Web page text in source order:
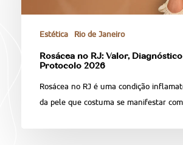
Estética Rio de Janeiro
Rosácea no RJ: Valor,
Protocolo 2026
Rosácea no RJ é uma condição
da pele que costuma se manifestar